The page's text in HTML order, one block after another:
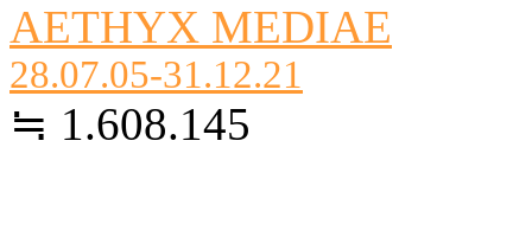
AETHYX MEDIAE
28.07.05-31.12.21
≒ 1.608.145